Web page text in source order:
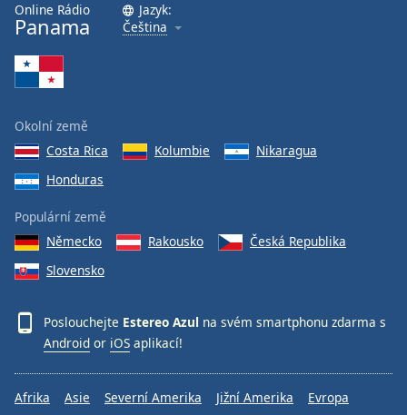
Font
Family
Done
Close
Dialog
dialog
window.
Online Rádio
Panama
Jazyk:
Čeština
Okolní země
Costa Rica
Kolumbie
Nikaragua
Honduras
Populární země
Německo
Rakousko
Česká Republika
Slovensko
Poslouchejte Estereo Azul na svém smartphonu zdarma s
Android or iOS aplikací!
Afrika Asie Severní Amerika Jižní Amerika
Evropa